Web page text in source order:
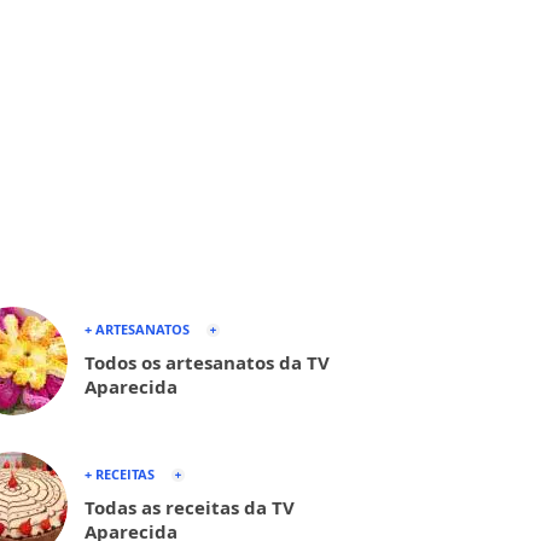
+ ARTESANATOS
Todos os artesanatos da TV
Aparecida
+ RECEITAS
Todas as receitas da TV
Aparecida